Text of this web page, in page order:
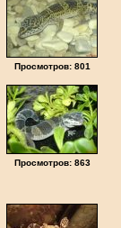
Просмотров: 801
Просмотров: 863